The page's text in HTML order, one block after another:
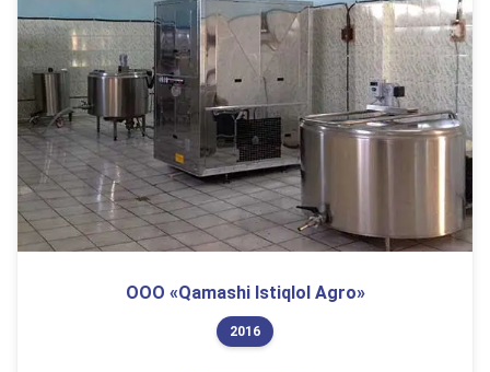
ООО «Qamashi Istiqlol Agro»
2016